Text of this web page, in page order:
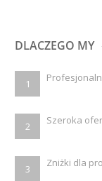
DLACZEGO MY
1
2 Szeroka
3 Zniżki dla